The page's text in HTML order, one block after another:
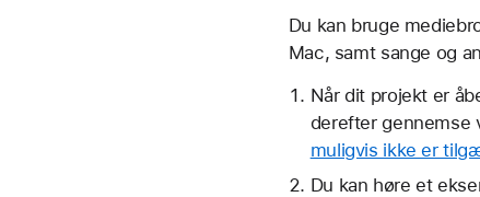
Du kan bruge
Mac, samt sange og
Når dit projekt er
derefter gennemse
muligvis ikke er
Du kan høre et